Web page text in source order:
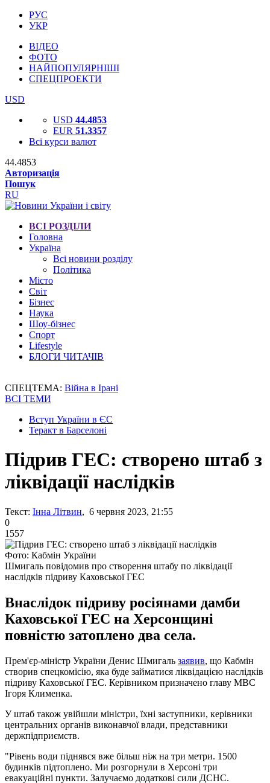
РУС
УКР
ВІДЕО
ФОТО
НАЙПОПУЛЯРНІШІ
СПЕЦПРОЕКТИ
USD
USD 44.4853
EUR 51.3357
Всі курси валют
44.4853
Авторизація
Пошук
RU
ВСІ РОЗДІЛИ
Головна
Україна
Всі новини розділу
Політика
Місто
Світ
Бізнес
Наука
Шоу-бізнес
Спорт
Lifestyle
БЛОГИ ЧИТАЧІВ
СПЕЦТЕМА: Війна в Ірані
ВСІ ТЕМИ
Вступ України в ЄС
Теракт в Барселоні
Підрив ГЕС: створено штаб з
ліквідації наслідків
Текст: Інна Літвин, 6 червня 2023, 21:55
0
1557
Фото: Кабмін України
Шмигаль повідомив про створення штабу по ліквідації
наслідків підриву Каховської ГЕС
Внаслідок підриву росіянами дамби
Каховської ГЕС на Херсонщині
повністю затоплено два села.
Прем'єр-міністр України Денис Шмигаль заявив, що Кабмін
створив спецкомісію, яка буде займатися ліквідацією наслідків
підриву Каховської ГЕС. Керівником призначено главу МВС
Ігоря Клименка.
У штаб також увійшли міністри, їхні заступники, керівники
центральних органів виконавчої влади, представники
держпідприємств.
"Рівень води піднявся вже більш ніж на три метри. 1500
будинків підтоплено. Ми розгорнули в Херсоні три
евакуаційні пункти. Залучаємо додаткові сили ДСНС.